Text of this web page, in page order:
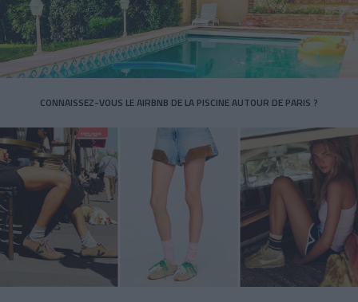
CONNAISSEZ-VOUS LE AIRBNB DE LA PISCINE AUTOUR DE PARIS ?